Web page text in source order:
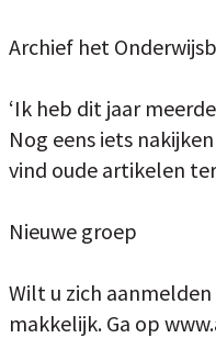
Archief het
‘Ik heb dit jaar
Nog eens iets
vind oude artikelen
Nieuwe groep
Wilt u zich
makkelijk. Ga op